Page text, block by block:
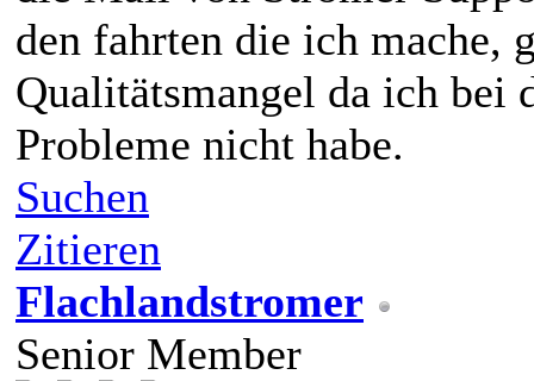
den fahrten die ich mache,
Qualitätsmangel da ich bei
Probleme nicht habe.
Suchen
Zitieren
Flachlandstromer
Senior Member